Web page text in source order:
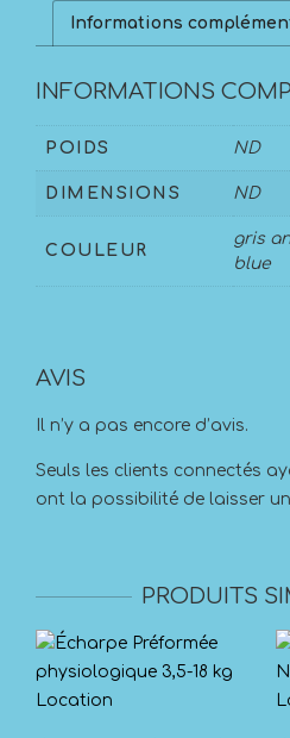
Informations
INFORMATIONS
POIDS ND
DIMENSIONS ND
COULEUR
gris
blue
AVIS
Il n’y a pas encore d’avis.
Seuls les clients connectés
ont la possibilité de laisser
PRODUITS